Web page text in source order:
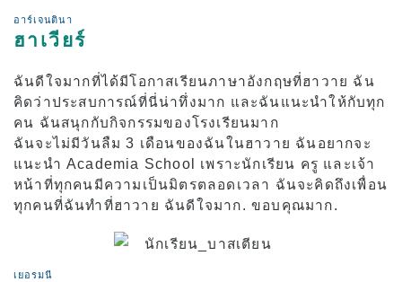
อาร์เจนตินา
ฮาเวียร์
ฉันดีใจมากที่ได้มีโอกาสเรียนภาษาอังกฤษที่ฮาวาย ฉัน
คิดว่าประสบการณ์ที่นี่น่าทึ่งมาก และฉันแนะนำให้กับทุก
คน ฉันสนุกกับกิจกรรมของโรงเรียนมาก
ฉันจะไม่มีวันลืม 3 เดือนของฉันในฮาวาย ฉันอยากจะ
แนะนำ Academia School เพราะนักเรียน ครู และเจ้า
หน้าที่ทุกคนมีความเป็นมิตรตลอดเวลา ฉันจะคิดถึงเพื่อน
ทุกคนที่ฉันทำที่ฮาวาย ฉันดีใจมาก. ขอบคุณมาก.
เยอรมนี